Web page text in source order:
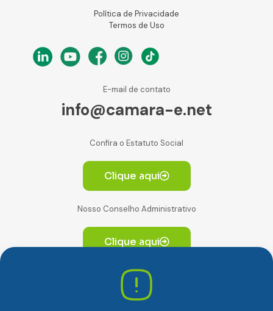
Política de Privacidade
Termos de Uso
E-mail de contato
info@camara-e.net
Confira o Estatuto Social
Clique aqui
Nosso Conselho Administrativo
Clique aqui
Av. Paulista, 2064. Conjunto 14, (Edifício Paulista) -
CEP 01310-928 Consolação – São Paulo/SP